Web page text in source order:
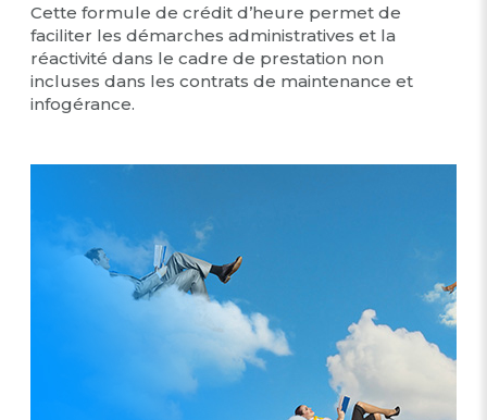
Cette formule de crédit d’heure permet de
faciliter les démarches administratives et la
réactivité dans le cadre de prestation non
incluses dans les contrats de maintenance et
infogérance.